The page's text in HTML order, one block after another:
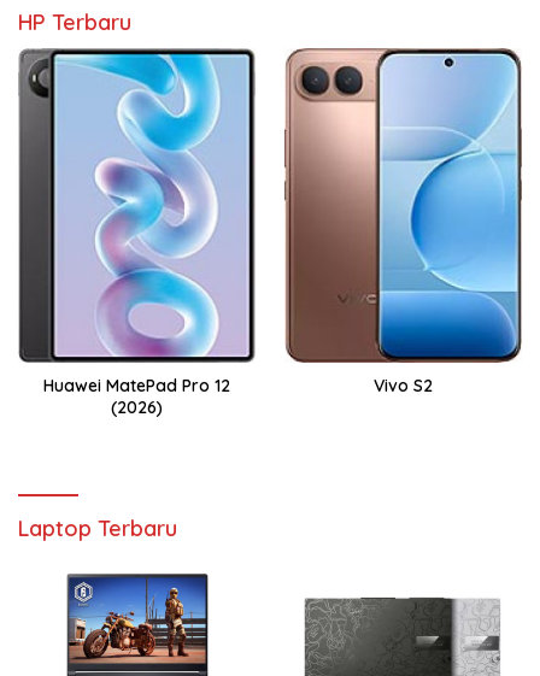
HP Terbaru
Huawei MatePad Pro 12
(2026)
Vivo S2
Laptop Terbaru